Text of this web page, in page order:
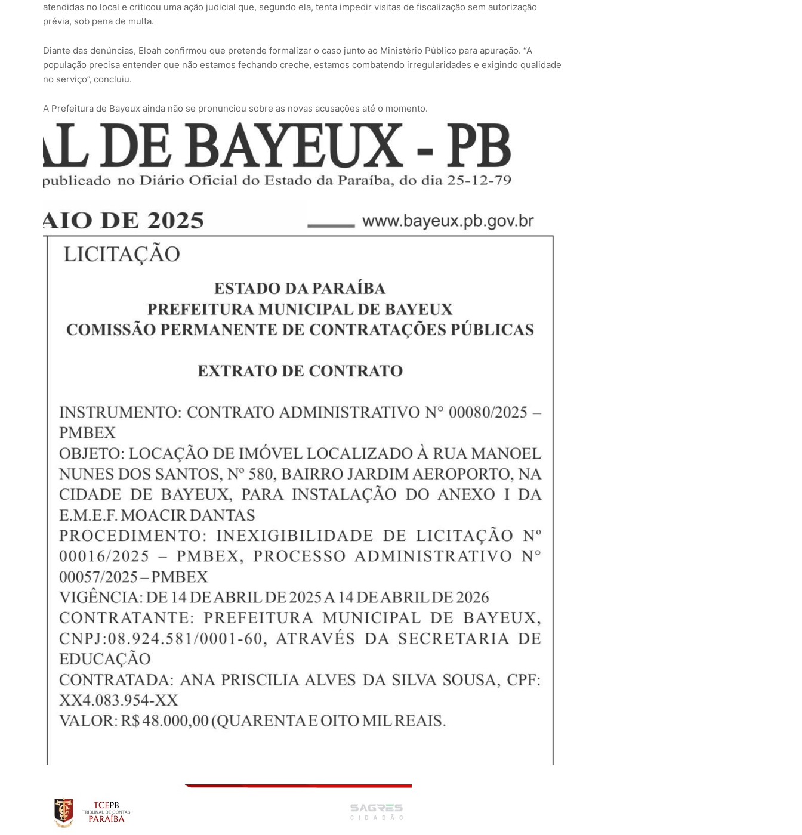
atendidas no local e criticou uma ação judicial que, segundo ela, tenta impedir visitas de fiscalização sem autorização
prévia, sob pena de multa.
Diante das denúncias, Eloah confirmou que pretende formalizar o caso junto ao Ministério Público para apuração. “A
população precisa entender que não estamos fechando creche, estamos combatendo irregularidades e exigindo qualidade
no serviço”, concluiu.
A Prefeitura de Bayeux ainda não se pronunciou sobre as novas acusações até o momento.